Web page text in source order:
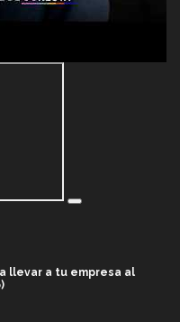
llevar a tu empresa al